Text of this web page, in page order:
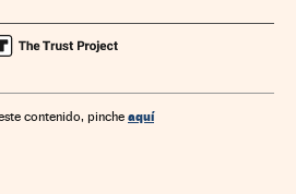
Empresas
contenido, pinche aquí